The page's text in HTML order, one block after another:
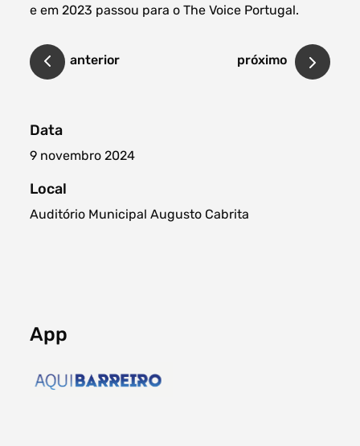
e em 2023 passou para o The Voice Portugal.
anterior próximo
Data
9 novembro 2024
Local
Auditório Municipal Augusto Cabrita
App